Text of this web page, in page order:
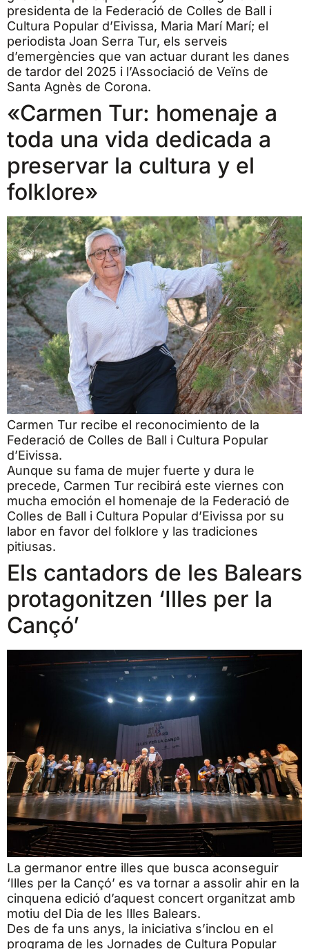
presidenta de la Federació de Colles de Ball i
Cultura Popular d’Eivissa, Maria Marí Marí; el
periodista Joan Serra Tur, els serveis
d’emergències que van actuar durant les danes
de tardor del 2025 i l’Associació de Veïns de
Santa Agnès de Corona.
«Carmen Tur: homenaje a
toda una vida dedicada a
preservar la cultura y el
folklore»
Carmen Tur recibe el reconocimiento de la
Federació de Colles de Ball i Cultura Popular
d’Eivissa.
Aunque su fama de mujer fuerte y dura le
precede, Carmen Tur recibirá este viernes con
mucha emoción el homenaje de la Federació de
Colles de Ball i Cultura Popular d’Eivissa por su
labor en favor del folklore y las tradiciones
pitiusas.
Els cantadors de les Balears
protagonitzen ‘Illes per la
Cançó’
La germanor entre illes que busca aconseguir
‘Illes per la Cançó’ es va tornar a assolir ahir en la
cinquena edició d’aquest concert organitzat amb
motiu del Dia de les Illes Balears.
Des de fa uns anys, la iniciativa s’inclou en el
programa de les Jornades de Cultura Popular